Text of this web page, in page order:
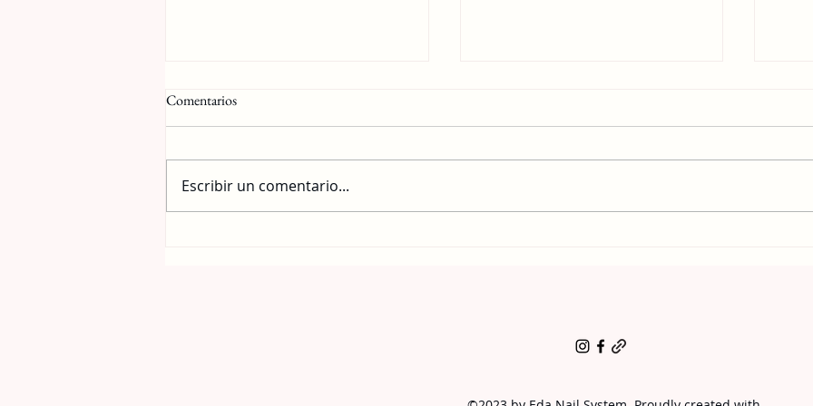
Comentarios
Escribir un comentario...